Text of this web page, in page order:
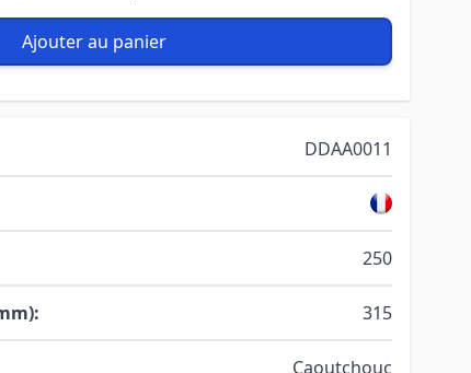
Ajouter au panier
DDAA0011
250
315
Caoutchouc